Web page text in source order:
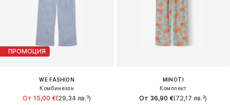
ПРОМОЦИЯ
WE FASHION
Комбинезон
От 15,00 €(29,34 лв.³)
MINOTI
Комплект
От 36,90 €(72,17 лв.³)